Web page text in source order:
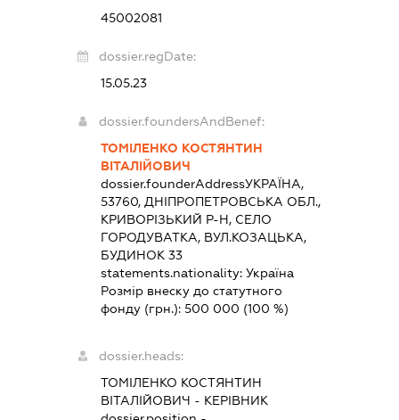
45002081
dossier.regDate:
15.05.23
dossier.foundersAndBenef:
ТОМІЛЕНКО КОСТЯНТИН
ВІТАЛІЙОВИЧ
dossier.founderAddressУКРАЇНА,
53760, ДНІПРОПЕТРОВСЬКА ОБЛ.,
КРИВОРІЗЬКИЙ Р-Н, СЕЛО
ГОРОДУВАТКА, ВУЛ.КОЗАЦЬКА,
БУДИНОК 33
statements.nationality: Україна
Розмір внеску до статутного
фонду (грн.): 500 000 (100 %)
dossier.heads:
ТОМІЛЕНКО КОСТЯНТИН
ВІТАЛІЙОВИЧ - КЕРІВНИК